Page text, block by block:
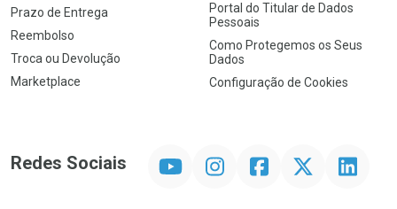
Prazo de Entrega
Reembolso
Troca ou Devolução
Marketplace
Portal do Titular de Dados
Pessoais
Como Protegemos os Seus
Dados
Configuração de Cookies
Redes Sociais InstagramFacebookTwitter Linkedin